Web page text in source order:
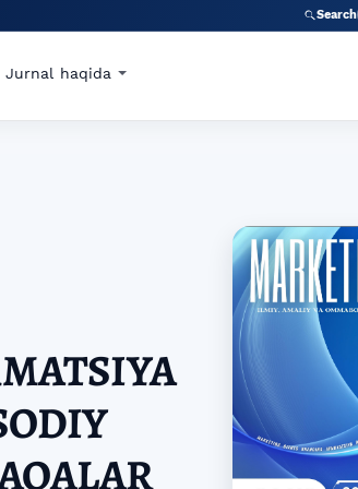
Search
Jurnal haqida